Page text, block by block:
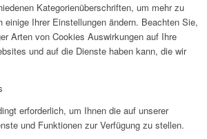
Kategorienüberschriften, um mehr zu
einige Ihrer Einstellungen ändern. Beachten Sie,
Arten von Cookies Auswirkungen auf Ihre
und auf die Dienste haben kann, die wir
erforderlich, um Ihnen die auf unserer
und Funktionen zur Verfügung zu stellen.